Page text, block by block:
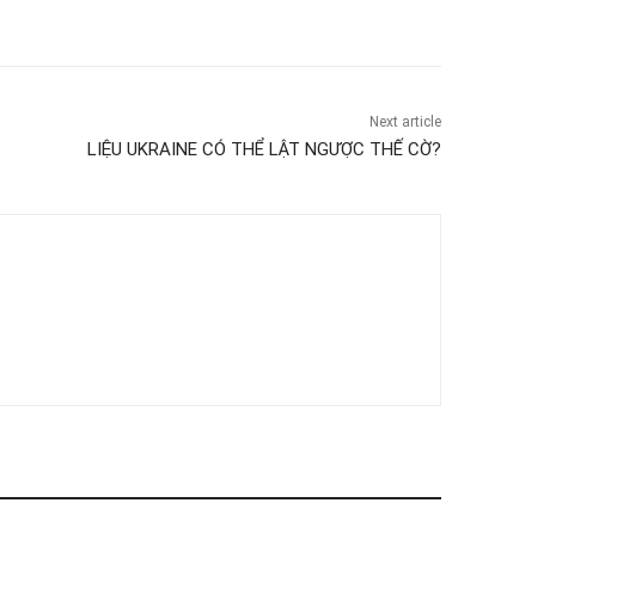
Next article
LIỆU UKRAINE CÓ THỂ LẬT NGƯỢC THẾ CỜ?